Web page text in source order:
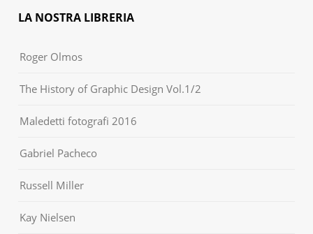
LA NOSTRA LIBRERIA
Roger Olmos
The History of Graphic Design Vol.1/2
Maledetti fotografi 2016
Gabriel Pacheco
Russell Miller
Kay Nielsen